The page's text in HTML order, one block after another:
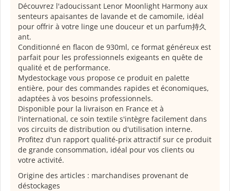
Découvrez l'adoucissant Lenor Moonlight Harmony aux
senteurs apaisantes de lavande et de camomile, idéal
pour offrir à votre linge une douceur et un parfum持久
ant.
Conditionné en flacon de 930ml, ce format généreux est
parfait pour les professionnels exigeants en quête de
qualité et de performance.
Mydestockage vous propose ce produit en palette
entière, pour des commandes rapides et économiques,
adaptées à vos besoins professionnels.
Disponible pour la livraison en France et à
l'international, ce soin textile s'intègre facilement dans
vos circuits de distribution ou d'utilisation interne.
Profitez d'un rapport qualité-prix attractif sur ce produit
de grande consommation, idéal pour vos clients ou
votre activité.
Origine des articles : marchandises provenant de
déstockages